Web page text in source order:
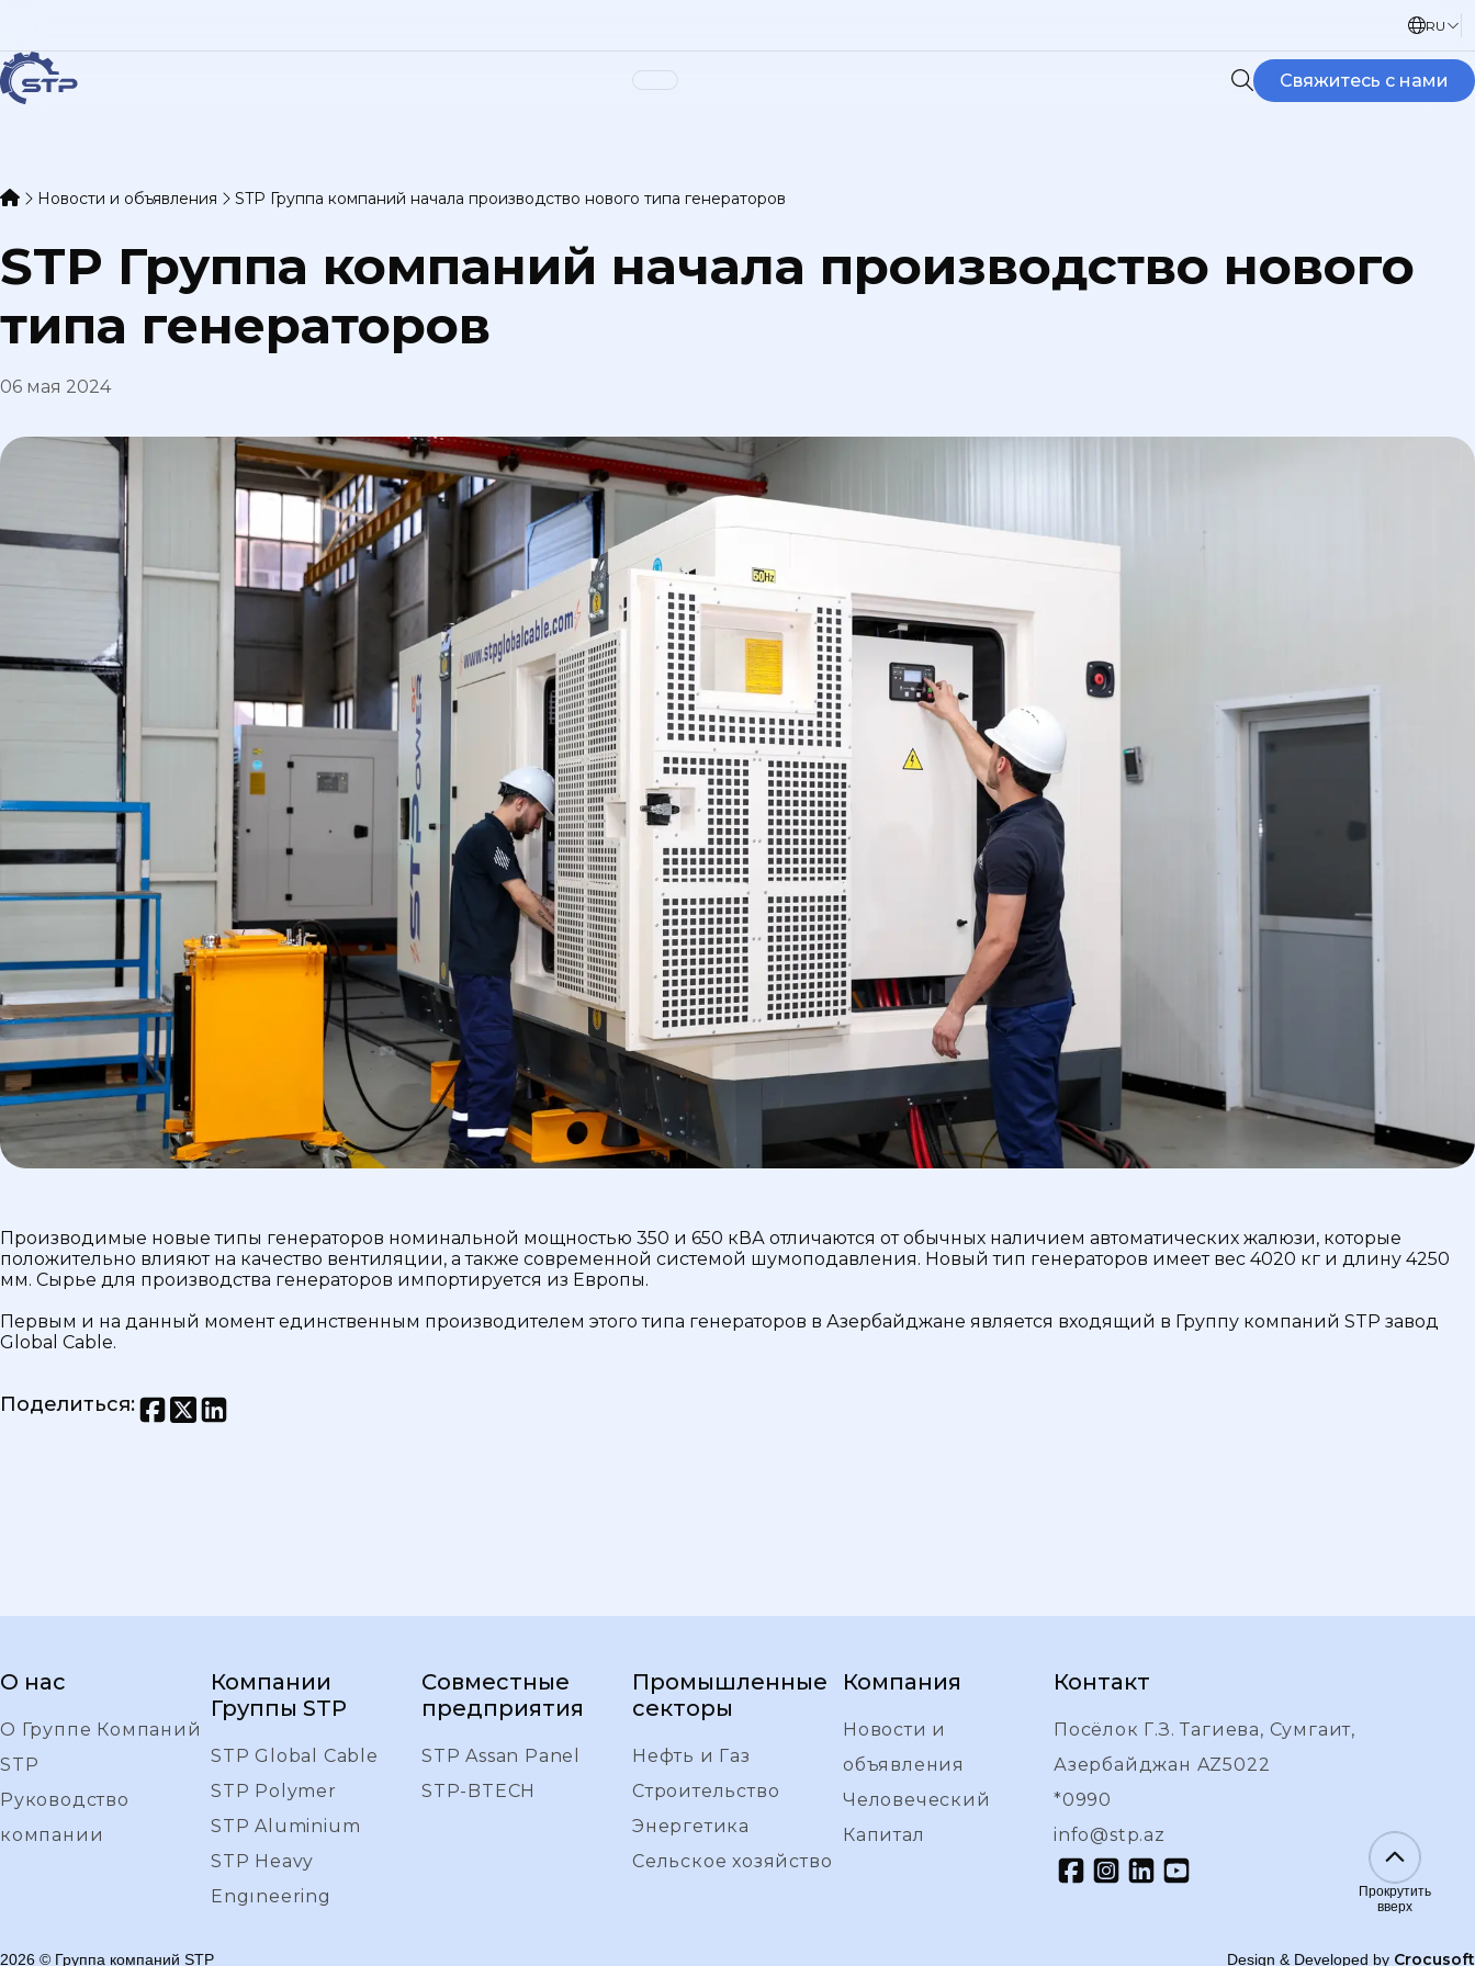
RU
Свяжитесь с нами
Новости и объявления STP Группа компаний начала производство нового типа генераторов
STP Группа компаний начала производство нового
типа генераторов
06 мая 2024
Производимые новые типы генераторов номинальной мощностью 350 и 650 кВА отличаются от обычных наличием автоматических жалюзи, которые
положительно влияют на качество вентиляции, а также современной системой шумоподавления. Новый тип генераторов имеет вес 4020 кг и длину 4250
мм. Сырье для производства генераторов импортируется из Европы.
Первым и на данный момент единственным производителем этого типа генераторов в Азербайджане является входящий в Группу компаний STP завод
Global Cable.
Поделиться:
О нас
О Группе Компаний
STP
Руководство
компании
Компании
Группы STP
STP Global Cable
STP Polymer
STP Aluminium
STP Heavy
Engıneering
Совместные
предприятия
STP Assan Panel
STP-BTECH
Промышленные
секторы
Нефть и Газ
Строительство
Энергетика
Сельское хозяйство
Компания
Новости и
объявления
Человеческий
Капитал
Контакт
Посёлок Г.З. Тагиева, Сумгаит,
Азербайджан AZ5022
*0990
info@stp.az
Прокрутить
вверх
2026 © Группа компаний STP Design & Developed by Crocusoft